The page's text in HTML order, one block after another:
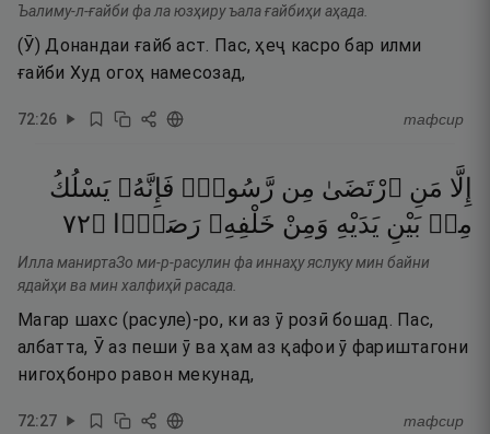
Ъалиму-л-ғайби фа ла юзҳиру ъала ғайбиҳи аҳада.
(Ӯ) Донандаи ғайб аст. Пас, ҳеҷ касро бар илми
ғайби Худ огоҳ намесозад,
72:26 тафсир
إِلَّا مَنِ ٱرْتَضَىٰ مِن رَّسُولٍۢ فَإِنَّهُۥ يَسْلُكُ
مِنۢ بَيْنِ يَدَيْهِ وَمِنْ خَلْفِهِۦ رَصَدًۭا ۝٢٧
Илла маниртаЗо ми-р-расулин фа иннаҳу яслуку мин байни
ядайҳи ва мин халфиҳӣ расада.
Магар шахс (расуле)-ро, ки аз ӯ розӣ бошад. Пас,
албатта, Ӯ аз пеши ӯ ва ҳам аз қафои ӯ фариштагони
нигоҳбонро равон мекунад,
72:27 тафсир